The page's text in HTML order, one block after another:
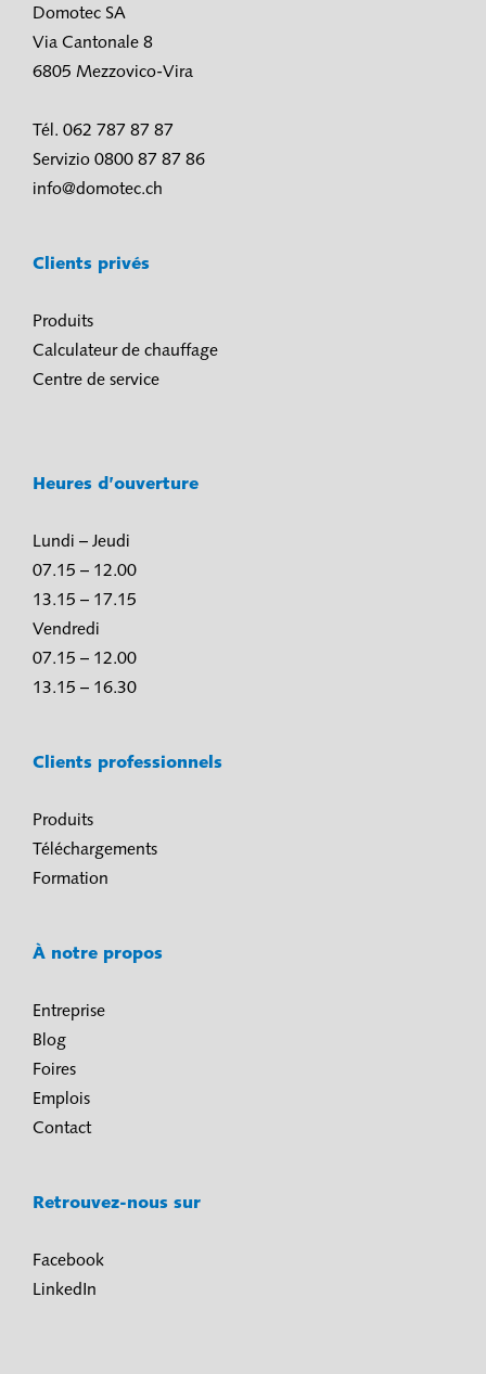
Domotec SA
Via Cantonale 8
6805 Mezzovico-Vira
Tél. 062 787 87 87
Servizio 0800 87 87 86
info@domotec.ch
Clients privés
Produits
Calculateur de chauffage
Centre de service
Heures d’ouverture
Lundi – Jeudi
07.15 – 12.00
13.15 – 17.15
Vendredi
07.15 – 12.00
13.15 – 16.30
Clients professionnels
Produits
Téléchargements
Formation
À notre propos
Entreprise
Blog
Foires
Emplois
Contact
Retrouvez-nous sur
Facebook
LinkedIn